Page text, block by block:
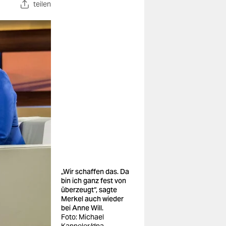
teilen
„Wir schaffen das. Da
bin ich ganz fest von
überzeugt“, sagte
Merkel auch wieder
bei Anne Will.
Foto: Michael